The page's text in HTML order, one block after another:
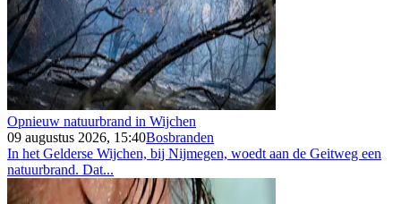
Opnieuw natuurbrand in Wijchen
09 augustus 2026, 15:40Bosbranden
In het Gelderse Wijchen, bij Nijmegen, woedt aan de Geitweg een
natuurbrand. Dat...